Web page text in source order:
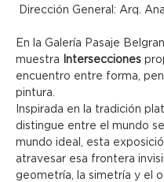
Dirección General: Arq.
En la Galería Pasaje
muestra
Intersecciones
encuentro entre forma,
pintura.
Inspirada en la tradición
distingue entre el mundo
mundo ideal, esta
atravesar esa frontera
geometría, la simetría y el